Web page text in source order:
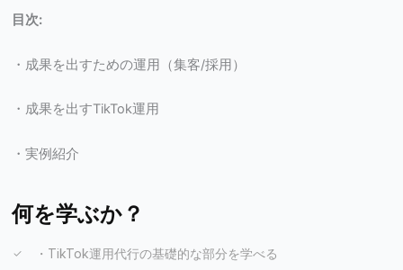
目次:
・成果を出すための運用（集客/採用）
・成果を出すTikTok運用
・実例紹介
何を学ぶか？
・TikTok運用代行の基礎的な部分を学べる